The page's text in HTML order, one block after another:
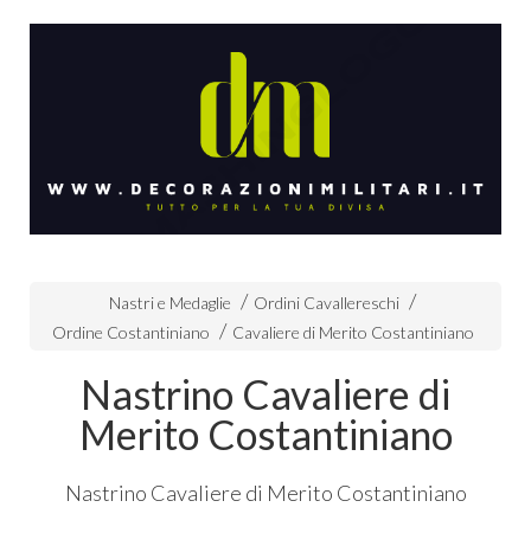
Nastri e Medaglie
Ordini Cavallereschi
Ordine Costantiniano
Cavaliere di Merito Costantiniano
Nastrino Cavaliere di
Merito Costantiniano
Nastrino Cavaliere di Merito Costantiniano